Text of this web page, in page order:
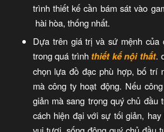
trình thiết kế cần bám sát vào
hài hòa, thống nhất.
Dựa trên giá trị và sứ mệnh của
trong quá trìnhthiết kế nội thất.
chọn lựa đồ đạc phù hợp, bố trí
mà công ty hoạt động. Nếu
giản mà sang trọng quý chủ đầu
cách hiện đại với sự tối giản,